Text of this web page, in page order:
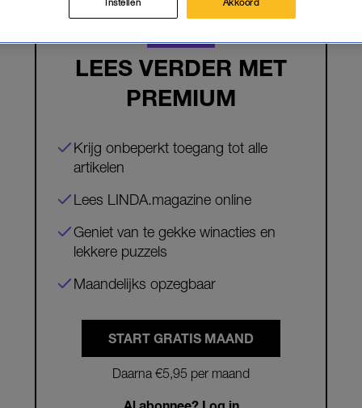
LEES VERDER MET
PREMIUM
Krijg onbeperkt toegang tot alle
artikelen
Lees LINDA.magazine online
Geniet van te gekke winacties en
lekkere puzzels
Maandelijks opzegbaar
START GRATIS MAAND
Daarna €5,95 per maand
Instellen Akkoord